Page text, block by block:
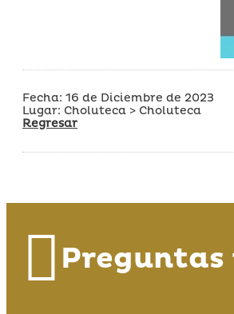
Fecha: 16 de Diciembre de 2023
Lugar: Choluteca > Choluteca
Regresar